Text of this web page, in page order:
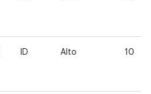
ID Alto 10